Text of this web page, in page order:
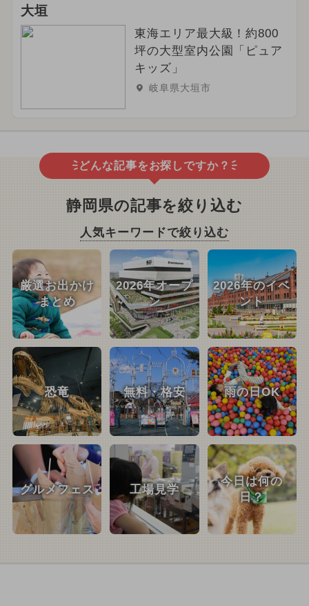
大垣
東海エリア最大級！約800
坪の大型室内公園「ピュア
キッズ」
岐阜県大垣市
どんな記事をお探しですか？
静岡県の記事を絞り込む
人気キーワードで絞り込む
厳選お出かけ
まとめ
2026年オープ
ン
2026年のイベ
ント
恐竜 無料・格安 雨の日OK
グルメフェス 工場見学
今日は何の
日？